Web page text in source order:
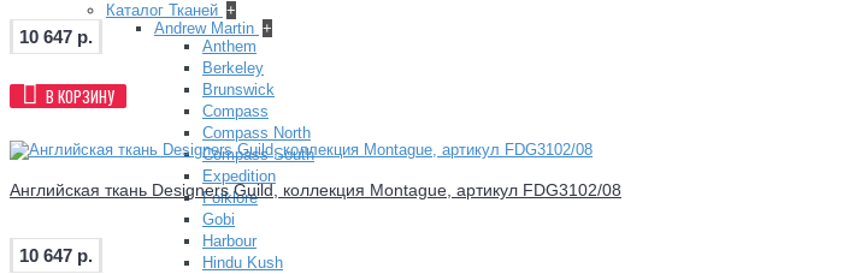
Каталог Тканей +
Andrew Martin +
Anthem
Berkeley
Brunswick
Compass
Compass North
Compass South
Expedition
Folklore
Gobi
Harbour
Hindu Kush
10 647 р.
В КОРЗИНУ
Английская ткань Designers Guild, коллекция Montague, артикул FDG3102/08
10 647 р.